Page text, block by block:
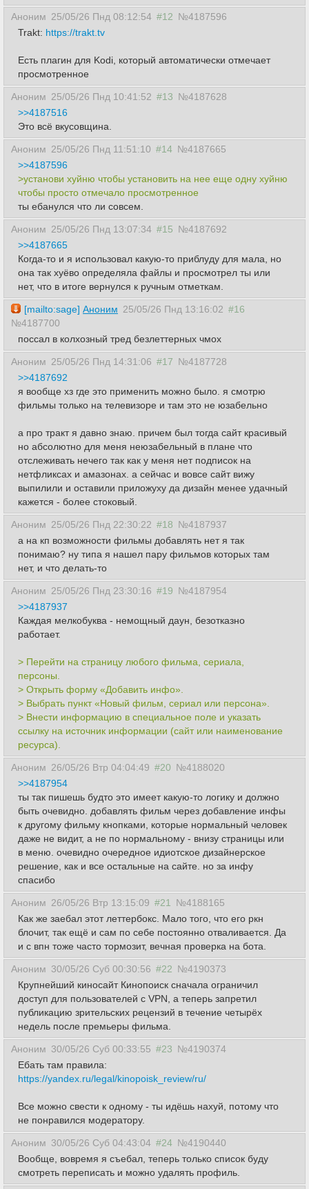
Аноним 25/05/26 Пнд 08:12:54 #12 №4187596
Trakt: https://trakt.tv
Есть плагин для Kodi, который автоматически отмечает
просмотренное
Аноним 25/05/26 Пнд 10:41:52 #13 №4187628
>>4187516
Это всё вкусовщина.
Аноним 25/05/26 Пнд 11:51:10 #14 №4187665
>>4187596
>установи хуйню чтобы установить на нее еще одну хуйню
чтобы просто отмечало просмотренное
ты ебанулся что ли совсем.
Аноним 25/05/26 Пнд 13:07:34 #15 №4187692
>>4187665
Когда-то и я использовал какую-то приблуду для мала, но
она так хуёво определяла файлы и просмотрел ты или
нет, что в итоге вернулся к ручным отметкам.
[mailto:sage] Аноним 25/05/26 Пнд 13:16:02 #16
№4187700
поссал в колхозный тред безлеттерных чмох
Аноним 25/05/26 Пнд 14:31:06 #17 №4187728
>>4187692
я вообще хз где это применить можно было. я смотрю
фильмы только на телевизоре и там это не юзабельно
а про тракт я давно знаю. причем был тогда сайт красивый
но абсолютно для меня неюзабельный в плане что
отслеживать нечего так как у меня нет подписок на
нетфликсах и амазонах. а сейчас и вовсе сайт вижу
выпилили и оставили приложуху да дизайн менее удачный
кажется - более стоковый.
Аноним 25/05/26 Пнд 22:30:22 #18 №4187937
а на кп возможности фильмы добавлять нет я так
понимаю? ну типа я нашел пару фильмов которых там
нет, и что делать-то
Аноним 25/05/26 Пнд 23:30:16 #19 №4187954
>>4187937
Каждая мелкобуква - немощный даун, безотказно
работает.
> Перейти на страницу любого фильма, сериала,
персоны.
> Открыть форму «Добавить инфо».
> Выбрать пункт «Новый фильм, сериал или персона».
> Внести информацию в специальное поле и указать
ссылку на источник информации (сайт или наименование
ресурса).
Аноним 26/05/26 Втр 04:04:49 #20 №4188020
>>4187954
ты так пишешь будто это имеет какую-то логику и должно
быть очевидно. добавлять фильм через добавление инфы
к другому фильму кнопками, которые нормальный человек
даже не видит, а не по нормальному - внизу страницы или
в меню. очевидно очередное идиотское дизайнерское
решение, как и все остальные на сайте. но за инфу
спасибо
Аноним 26/05/26 Втр 13:15:09 #21
№4188165
Как же заебал этот леттербокс. Мало того, что его ркн
блочит, так ещё и сам по себе постоянно отваливается. Да
и с впн тоже часто тормозит, вечная проверка на бота.
Аноним 30/05/26 Суб 00:30:56 #22 №4190373
Крупнейший киносайт Кинопоиск сначала ограничил
доступ для пользователей с VPN, а теперь запретил
публикацию зрительских рецензий в течение четырёх
недель после премьеры фильма.
Аноним 30/05/26 Суб 00:33:55 #23 №4190374
Ебать там правила:
https://yandex.ru/legal/kinopoisk_review/ru/
Все можно свести к одному - ты идёшь нахуй, потому что
не понравился модератору.
Аноним 30/05/26 Суб 04:43:04 #24 №4190440
Вообще, вовремя я съебал, теперь только список буду
смотреть переписать и можно удалять профиль.